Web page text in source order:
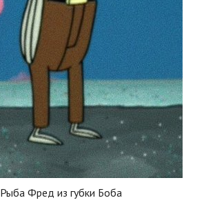
Рыба Фред из губки Боба